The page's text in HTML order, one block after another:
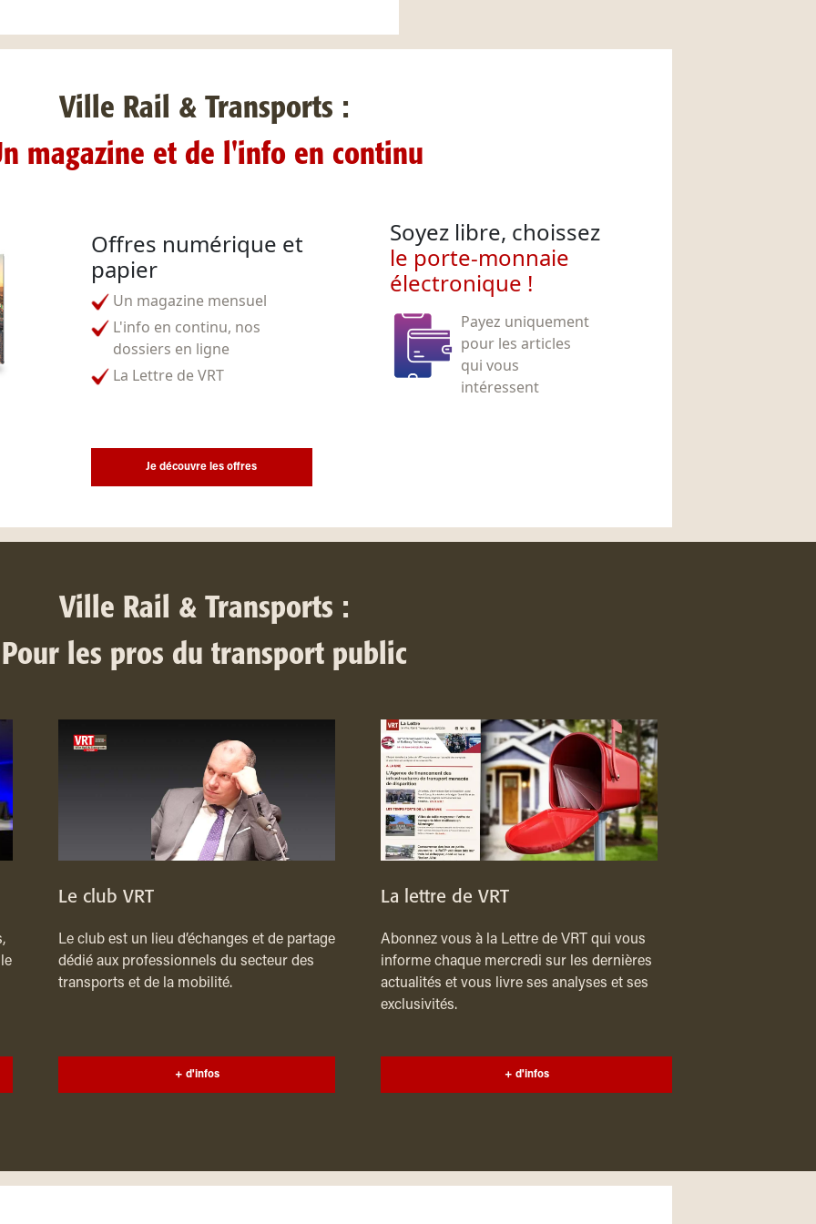
Ville Rail & Transports :
magazine et de l'info en continu
Offres numérique et
papier
Un magazine mensuel
L'info en continu, nos
dossiers en ligne
La Lettre de VRT
Soyez libre, choissez
le porte-monnaie
électronique !
Payez uniquement
pour les articles
qui vous
intéressent
Je découvre les offres
Ville Rail & Transports :
Pour les pros du transport public
Le club VRT
Le club est un lieu d’échanges et de partage
dédié aux professionnels du secteur des
transports et de la mobilité.
+ d'infos
La lettre de VRT
Abonnez vous à la Lettre de VRT qui vous
informe chaque mercredi sur les dernières
actualités et vous livre ses analyses et ses
exclusivités.
+ d'infos